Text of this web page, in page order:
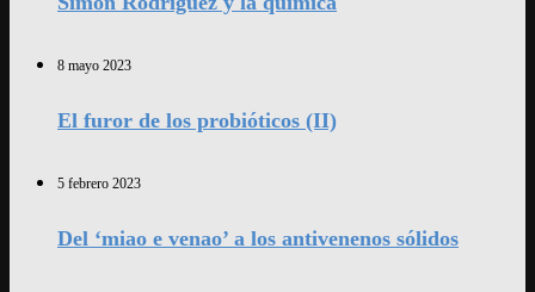
8 mayo 2023
El furor de los probióticos (II)
5 febrero 2023
Del ‘miao e venao’ a los antivenenos sólidos